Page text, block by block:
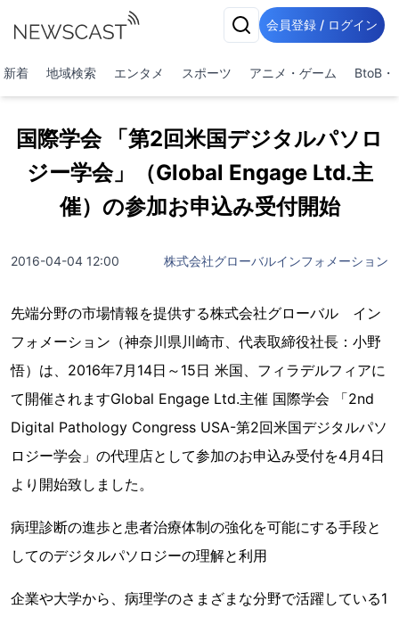
会員登録 / ログイン
新着 地域検索 エンタメ スポーツ アニメ・ゲーム BtoB・
国際学会 「第2回米国デジタルパソロ
ジー学会」（Global Engage Ltd.主
催）の参加お申込み受付開始
2016-04-04 12:00 株式会社グローバルインフォメーション
先端分野の市場情報を提供する株式会社グローバル イン
フォメーション（神奈川県川崎市、代表取締役社長：小野
悟）は、2016年7月14日～15日 米国、フィラデルフィアに
て開催されますGlobal Engage Ltd.主催 国際学会 「2nd
Digital Pathology Congress USA-第2回米国デジタルパソ
ロジー学会」の代理店として参加のお申込み受付を4月4日
より開始致しました。
病理診断の進歩と患者治療体制の強化を可能にする手段と
してのデジタルパソロジーの理解と利用
企業や大学から、病理学のさまざまな分野で活躍している1